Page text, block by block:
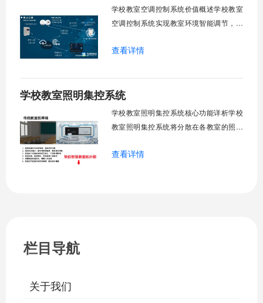
学校教室空调控制系统价值概述学校教室
空调控制系统实现教室环境智能调节，提
管理全校空调设备，远程监控运行状态，
警。管理人员通过平台统一管控，减少人
工巡检工作量，延长设备使用寿命，节约
查看详情
学校教室照明集控系统
学校教室照明集控系统核心功能详析学校
教室照明集控系统将分散在各教室的照明
关、按需调光、定时策略、能耗监测、故
查看详情
栏目导航
关于我们